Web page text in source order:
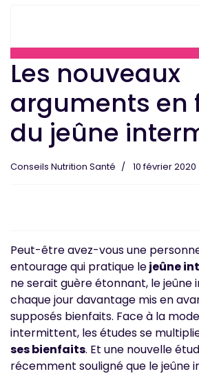
Les nouveaux
arguments en
du jeûne
Conseils Nutrition Santé 10 février 2020
Peut-être avez-vous une
entourage qui pratique lejeûne
ne serait guère étonnant, le
chaque jour davantage mis en
supposés bienfaits. Face à la
intermittent, les études se
ses bienfaits. Et une nouvelle
récemment souligné que le jeûne